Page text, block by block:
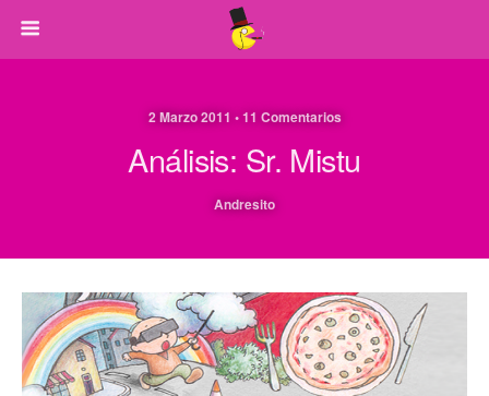
2 Marzo 2011 • 11 Comentarios
Análisis: Sr. Mistu
Andresito